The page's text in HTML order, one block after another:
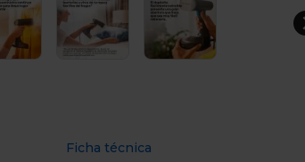
Ficha técnica